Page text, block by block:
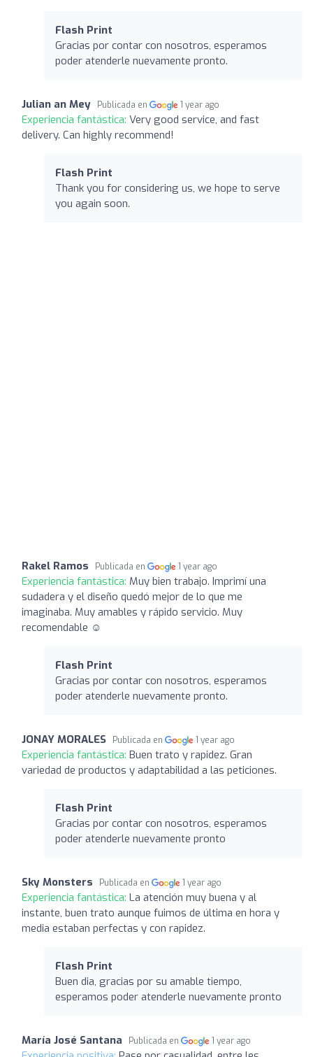
Flash Print
Gracias por contar con nosotros, esperamos
poder atenderle nuevamente pronto.
Julian an Mey Publicada en 1 year ago
Experiencia fantástica: Very good service, and fast
delivery. Can highly recommend!
Flash Print
Thank you for considering us, we hope to serve
you again soon.
Rakel Ramos Publicada en 1 year ago
Experiencia fantástica: Muy bien trabajo. Imprimí una
sudadera y el diseño quedó mejor de lo que me
imaginaba. Muy amables y rápido servicio. Muy
recomendable ☺️
Flash Print
Gracias por contar con nosotros, esperamos
poder atenderle nuevamente pronto.
JONAY MORALES Publicada en 1 year ago
Experiencia fantástica: Buen trato y rapidez. Gran
variedad de productos y adaptabilidad a las peticiones.
Flash Print
Gracias por contar con nosotros, esperamos
poder atenderle nuevamente pronto
Sky Monsters Publicada en 1 year ago
Experiencia fantástica: La atención muy buena y al
instante, buen trato aunque fuimos de última en hora y
media estaban perfectas y con rapidez.
Flash Print
Buen dia, gracias por su amable tiempo,
esperamos poder atenderle nuevamente pronto
María José Santana Publicada en 1 year ago